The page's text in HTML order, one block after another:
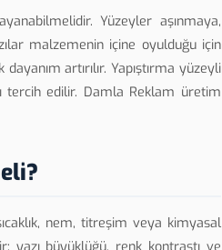
Yüzeyler aşınmaya,
malzemenin içine oyulduğu için
artırılır. Yapıştırma yüzeyli
tercih edilir. Damla Reklam üretim
nem, titreşim veya kimyasal